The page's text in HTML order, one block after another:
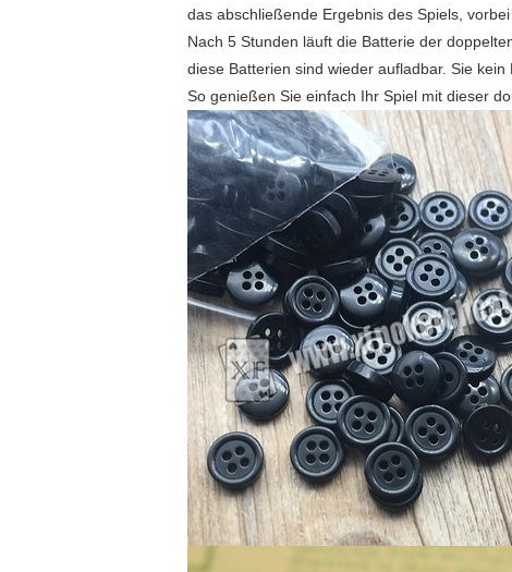
das abschließende Ergebnis des Spiels,
Nach 5 Stunden läuft die Batterie der
diese Batterien sind wieder aufladbar. Sie
So genießen Sie einfach Ihr Spiel mit dieser